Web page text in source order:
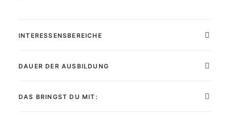
INTERESSENSBEREICHE
DAUER DER AUSBILDUNG
DAS BRINGST DU MIT: